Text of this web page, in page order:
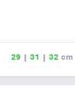
29 | 31 | 32 cm